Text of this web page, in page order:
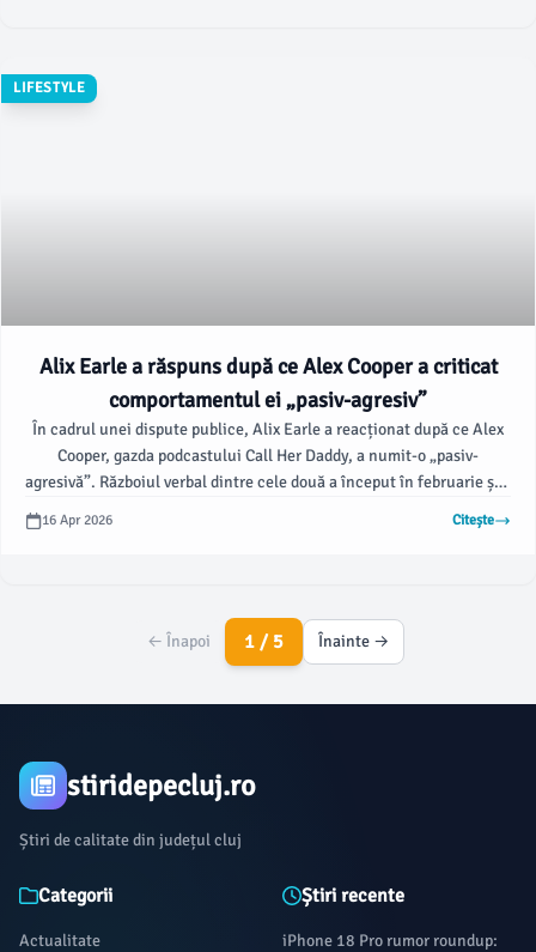
LIFESTYLE
Alix Earle a răspuns după ce Alex Cooper a criticat
comportamentul ei „pasiv-agresiv”
În cadrul unei dispute publice, Alix Earle a reacționat după ce Alex
Cooper, gazda podcastului Call Her Daddy, a numit-o „pasiv-
agresivă”. Războiul verbal dintre cele două a început în februarie și a
16 Apr 2026 Citește
← Înapoi 1 / 5 Înainte →
stiridepecluj.ro
Știri de calitate din județul cluj
Categorii
Actualitate
Știri recente
iPhone 18 Pro rumor roundup: